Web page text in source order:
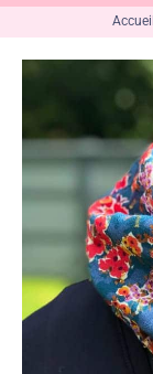
Accueil